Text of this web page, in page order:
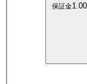
保証金